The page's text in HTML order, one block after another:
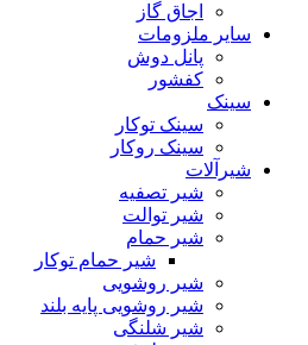
اجاق گاز
سایر ملزومات
پانل دوش
کفشور
سینک
سینک توکار
سینک روکار
شیرآلات
شیر تصفیه
شیر توالت
شیر حمام
شیر حمام توکار
شیر روشویی
شیر روشویی پایه بلند
شیر شلنگی